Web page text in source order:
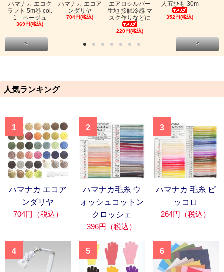
ハマナカ エコク
ラフト 5m巻 col.
1 ベージュ
369円(税込)
ハマナカ エコア
ンダリヤ
704円(税込)
エアロシルバー
生地 接触冷感 マ
スク作りなどに
220円(税込)
人五ひも 30m
352円(税込)
< >
人気ランキング
1
ハマナカ エコア
ンダリヤ
704円（税込）
2
ハマナカ毛糸 ウ
ォッシュコットン
クロッシェ
396円（税込）
3
ハマナカ 毛糸 ピ
ッコロ
264円（税込）
4 5 6